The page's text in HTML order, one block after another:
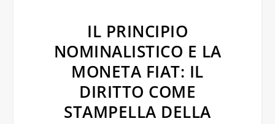
IL PRINCIPIO
NOMINALISTICO E LA
MONETA FIAT: IL
DIRITTO COME
STAMPELLA DELLA